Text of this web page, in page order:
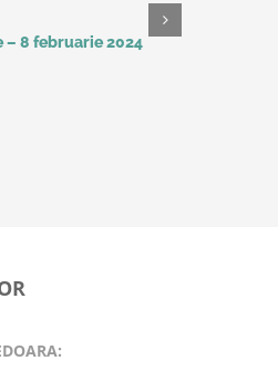
– 8 februarie 2024